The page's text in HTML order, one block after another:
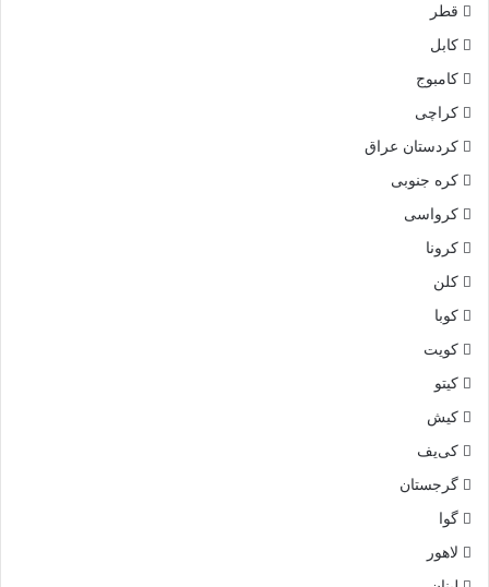
قطر
کابل
کامبوج
کراچی
کردستان عراق
کره جنوبی
کرواسی
کرونا
کلن
کوبا
کویت
کیتو
کیش
کی‌یف
گرجستان
گوا
لاهور